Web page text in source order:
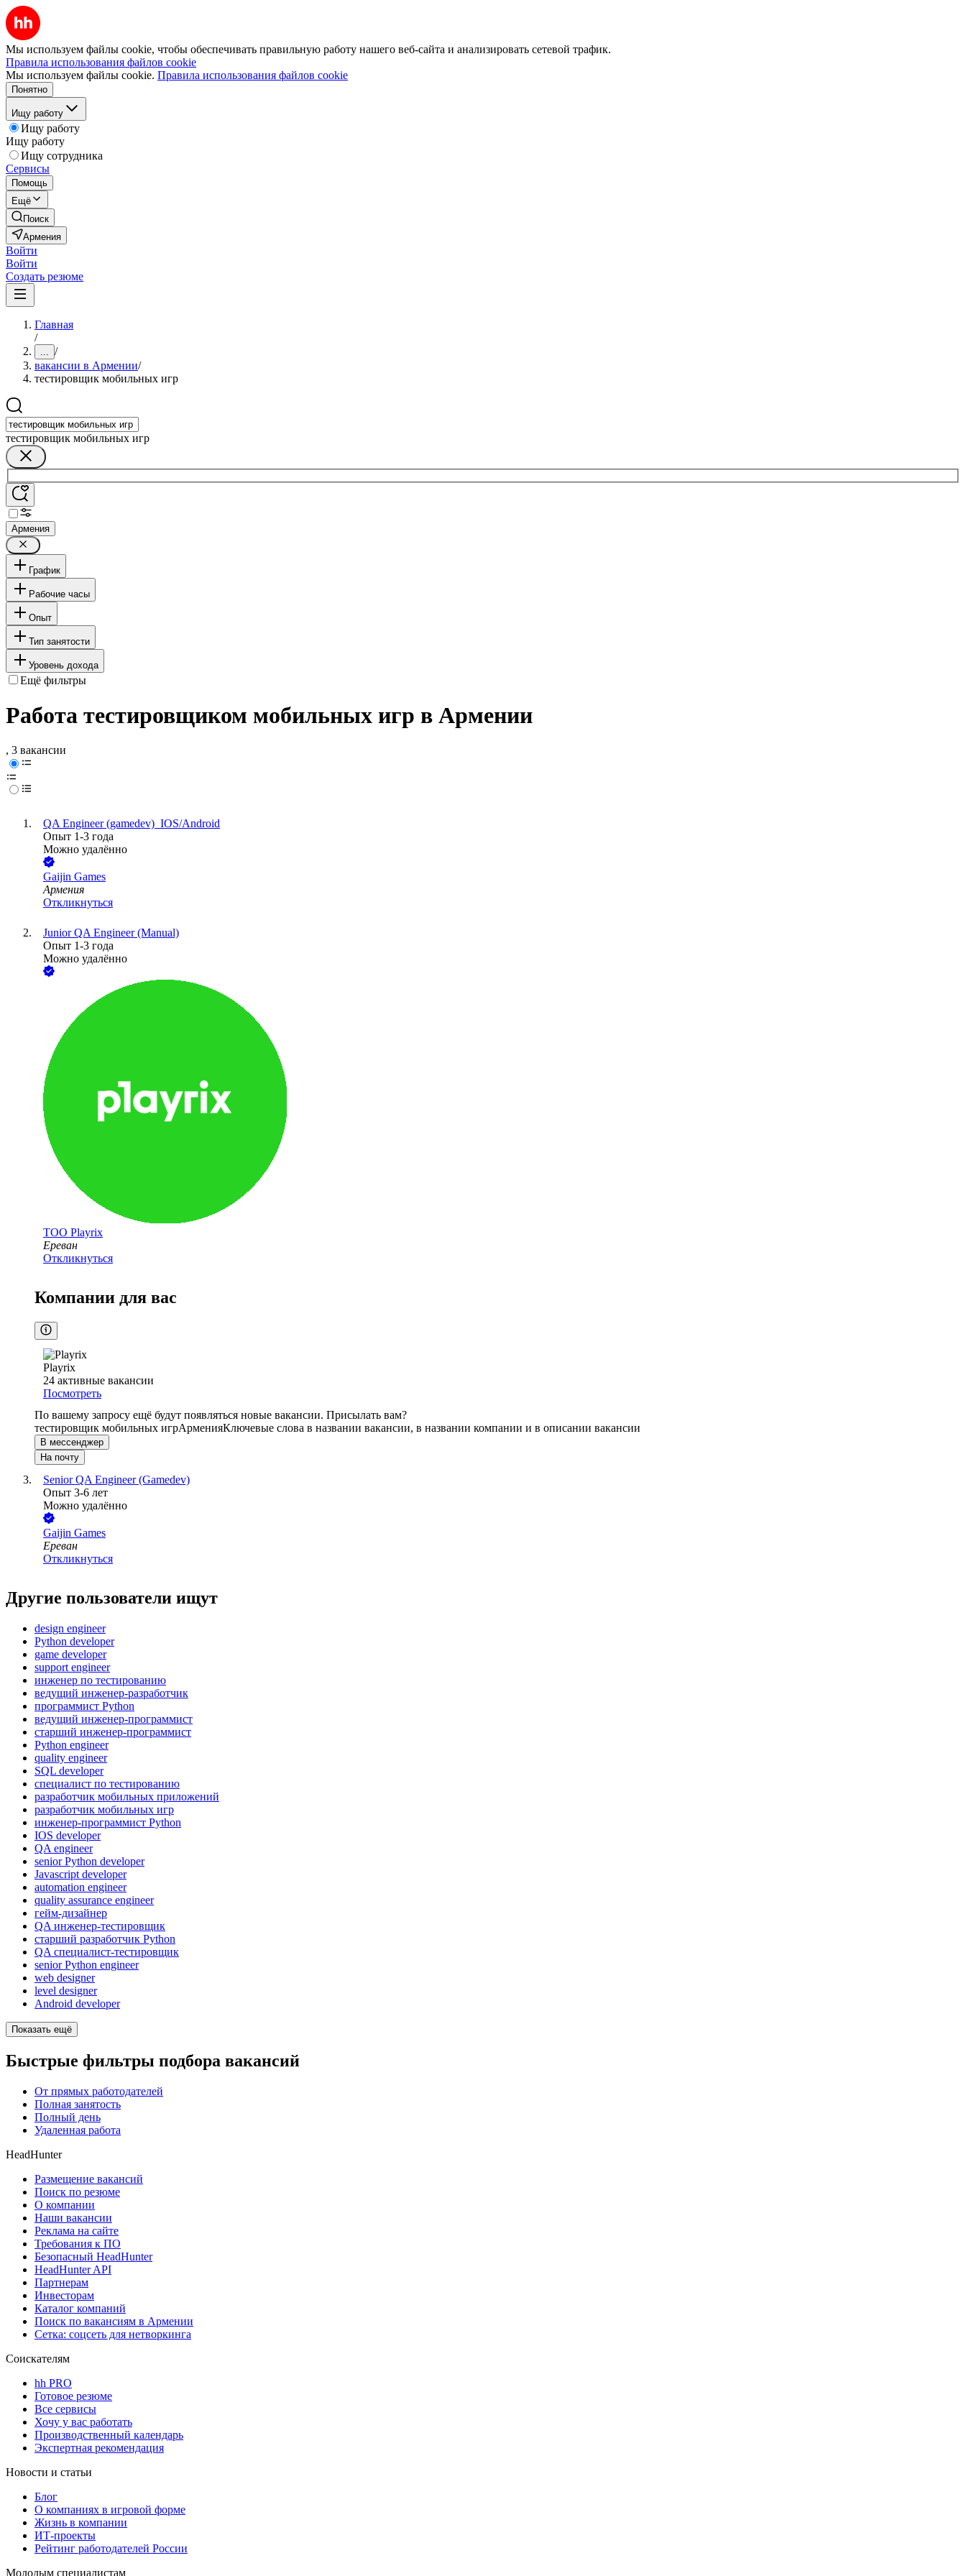
Мы используем файлы cookie, чтобы обеспечивать правильную работу нашего веб-сайта и анализировать сетевой трафик.
Правила использования файлов cookie
Мы используем файлы cookie. Правила использования файлов cookie
Понятно
Ищу работу
Ищу работу
Ищу работу
Ищу сотрудника
Сервисы
Помощь
Ещё
Поиск
Армения
Войти
Войти
Создать резюме
Главная
/
... /
вакансии в Армении/
тестировщик мобильных игр
тестировщик мобильных игр
Армения
График
Рабочие часы
Опыт
Тип занятости
Уровень дохода
Ещё фильтры
Работа тестировщиком мобильных игр в Армении
, 3 вакансии
QA Engineer (gamedev)_IOS/Android
Опыт 1-3 года
Можно удалённо
Gaijin Games
Армения
Откликнуться
Junior QA Engineer (Manual)
Опыт 1-3 года
Можно удалённо
ТОО Playrix
Ереван
Откликнуться
Компании для вас
Playrix
24 активные вакансии
Посмотреть
По вашему запросу ещё будут появляться новые вакансии. Присылать вам?
тестировщик мобильных игрАрменияКлючевые слова в названии вакансии, в названии компании и в описании вакансии
В мессенджер
На почту
Senior QA Engineer (Gamedev)
Опыт 3-6 лет
Можно удалённо
Gaijin Games
Ереван
Откликнуться
Другие пользователи ищут
design engineer
Python developer
game developer
support engineer
инженер по тестированию
ведущий инженер-разработчик
программист Python
ведущий инженер-программист
старший инженер-программист
Python engineer
quality engineer
SQL developer
специалист по тестированию
разработчик мобильных приложений
разработчик мобильных игр
инженер-программист Python
IOS developer
QA engineer
senior Python developer
Javascript developer
automation engineer
quality assurance engineer
гейм-дизайнер
QA инженер-тестировщик
старший разработчик Python
QA специалист-тестировщик
senior Python engineer
web designer
level designer
Android developer
Показать ещё
Быстрые фильтры подбора вакансий
От прямых работодателей
Полная занятость
Полный день
Удаленная работа
HeadHunter
Размещение вакансий
Поиск по резюме
О компании
Наши вакансии
Реклама на сайте
Требования к ПО
Безопасный HeadHunter
HeadHunter API
Партнерам
Инвесторам
Каталог компаний
Поиск по вакансиям в Армении
Сетка: соцсеть для нетворкинга
Соискателям
hh PRO
Готовое резюме
Все сервисы
Хочу у вас работать
Производственный календарь
Экспертная рекомендация
Новости и статьи
Блог
О компаниях в игровой форме
Жизнь в компании
ИТ-проекты
Рейтинг работодателей России
Молодым специалистам